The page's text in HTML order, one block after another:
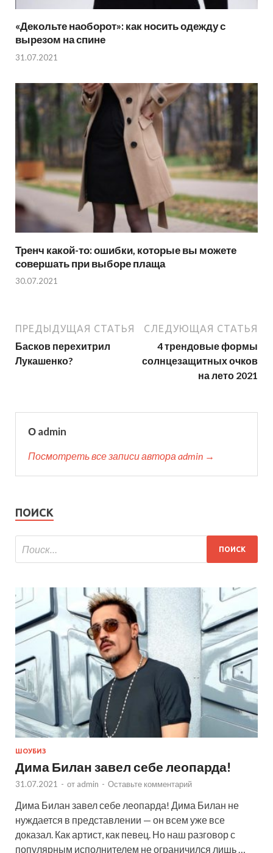
«Декольте наоборот»: как носить одежду с
вырезом на спине
31.07.2021
Тренч какой-то: ошибки, которые вы можете
совершать при выборе плаща
30.07.2021
ПРЕДЫДУЩАЯ СТАТЬЯ
Басков перехитрил
Лукашенко?
СЛЕДУЮЩАЯ СТАТЬЯ
4 трендовые формы
солнцезащитных очков
на лето 2021
О admin
Посмотреть все записи автора admin →
ПОИСК
ШОУБИЗ
Дима Билан завел себе леопарда!
31.07.2021 - от admin - Оставьте комментарий
Дима Билан завел себе леопарда! Дима Билан не
нуждается в представлении — он всем уже все
доказал. Как артист, как певец. Но наш разговор с
популярным исполнителем не ограничился лишь …